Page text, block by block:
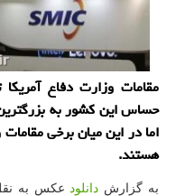
مقامات وزارت دفاع
حساس این کشور به
اما در این میان برخی
هستند.
به گزارش دانلود عکس به